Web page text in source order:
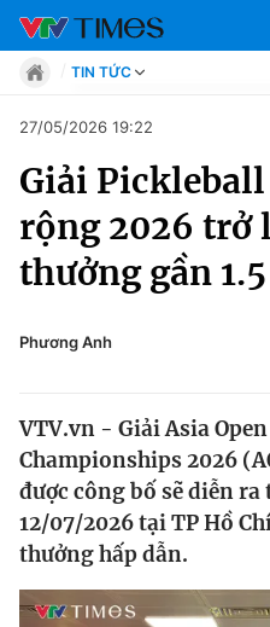
Chuyên mục
Tin tức
Chân dung
Sự kiện
Bóng đá
TIN TỨC
Move
Phong cách
Sự kiện
Bóng đá
Thể thao điện tử
27/05/2026 19:22
Giải
rộng 2026 trở
thưởng gần
Phương Anh
VTV.vn - Giải Asia
Championships 2026
được công bố sẽ diễn
12/07/2026 tại TP Hồ
thưởng hấp dẫn.